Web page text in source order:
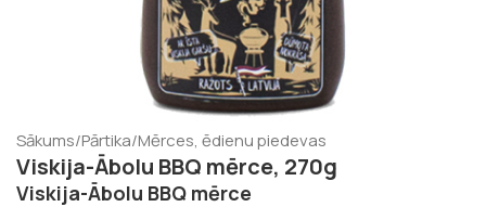
Sākums/Pārtika/Mērces, ēdienu piedevas
Viskija-Ābolu BBQ mērce, 270g
Viskija-Ābolu BBQ mērce